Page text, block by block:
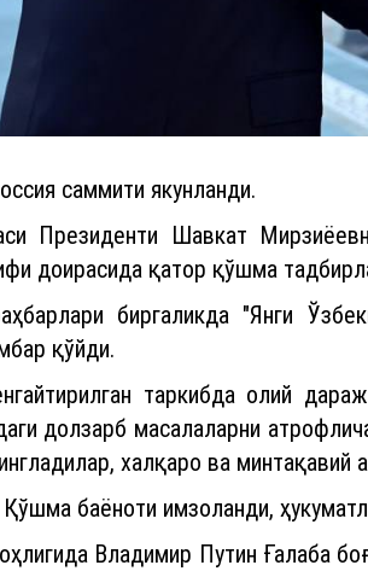
саммити якунланди.
Президенти Шавкат
доирасида қатор қўшма
биргаликда "Янги
қўйди.
таркибда олий
долзарб масалаларни
халқаро ва
баёноти имзоланди,
Владимир Путин Ғалаба